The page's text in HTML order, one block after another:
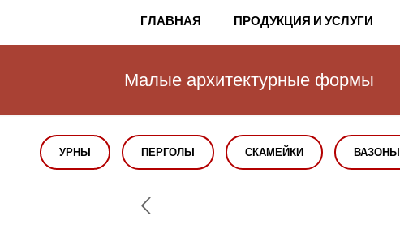
ГЛАВНАЯ ПРОДУКЦИЯ И УСЛУГИ
Малые архитектурные формы
УРНЫ ПЕРГОЛЫ СКАМЕЙКИ ВАЗОНЫ